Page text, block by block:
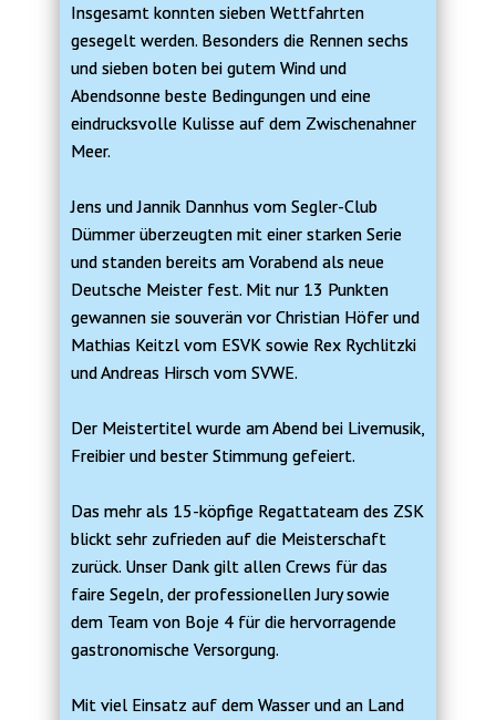
Insgesamt konnten sieben Wettfahrten
gesegelt werden. Besonders die Rennen sechs
und sieben boten bei gutem Wind und
Abendsonne beste Bedingungen und eine
eindrucksvolle Kulisse auf dem Zwischenahner
Meer.
Jens und Jannik Dannhus vom Segler-Club
Dümmer überzeugten mit einer starken Serie
und standen bereits am Vorabend als neue
Deutsche Meister fest. Mit nur 13 Punkten
gewannen sie souverän vor Christian Höfer und
Mathias Keitzl vom ESVK sowie Rex Rychlitzki
und Andreas Hirsch vom SVWE.
Der Meistertitel wurde am Abend bei Livemusik,
Freibier und bester Stimmung gefeiert.
Das mehr als 15-köpfige Regattateam des ZSK
blickt sehr zufrieden auf die Meisterschaft
zurück. Unser Dank gilt allen Crews für das
faire Segeln, der professionellen Jury sowie
dem Team von Boje 4 für die hervorragende
gastronomische Versorgung.
Mit viel Einsatz auf dem Wasser und an Land